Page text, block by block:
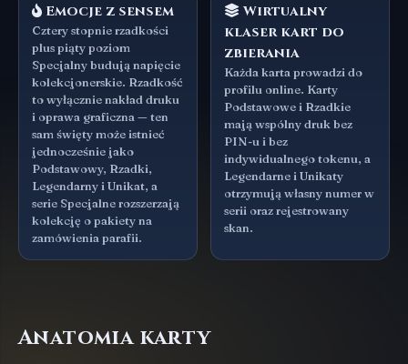
Emocje z sensem
Cztery stopnie rzadkości
plus piąty poziom
Specjalny budują napięcie
kolekcjonerskie. Rzadkość
to wyłącznie nakład druku
i oprawa graficzna — ten
sam święty może istnieć
jednocześnie jako
Podstawowy, Rzadki,
Legendarny i Unikat, a
serie Specjalne rozszerzają
kolekcję o pakiety na
zamówienia parafii.
Wirtualny
klaser kart do
zbierania
Każda karta prowadzi do
profilu online. Karty
Podstawowe i Rzadkie
mają wspólny druk bez
PIN-u i bez
indywidualnego tokenu, a
Legendarne i Unikaty
otrzymują własny numer w
serii oraz rejestrowany
skan.
Anatomia karty